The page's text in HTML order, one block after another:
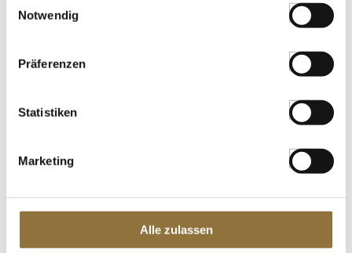
Notwendig
Präferenzen
Statistiken
Marketing
Alle zulassen
€ 3,11
St.
LEBENSMITTELKENNZEICHNUNGEN
Sosa Getrocknete Ringelblumenblätter,
€ 13,95